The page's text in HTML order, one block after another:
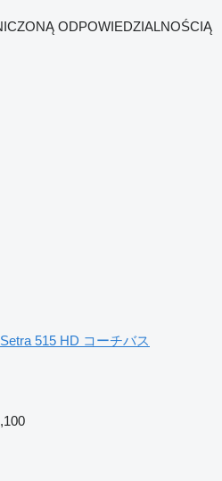
ODPOWIEDZIALNOŚCIĄ
Setra 515 HD コーチバス